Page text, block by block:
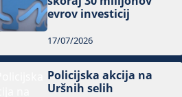
evrov investicij
17/07/2026
Policijska akcija na
Uršnih selih